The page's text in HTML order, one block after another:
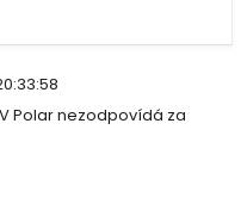
Polar nezodpovídá za